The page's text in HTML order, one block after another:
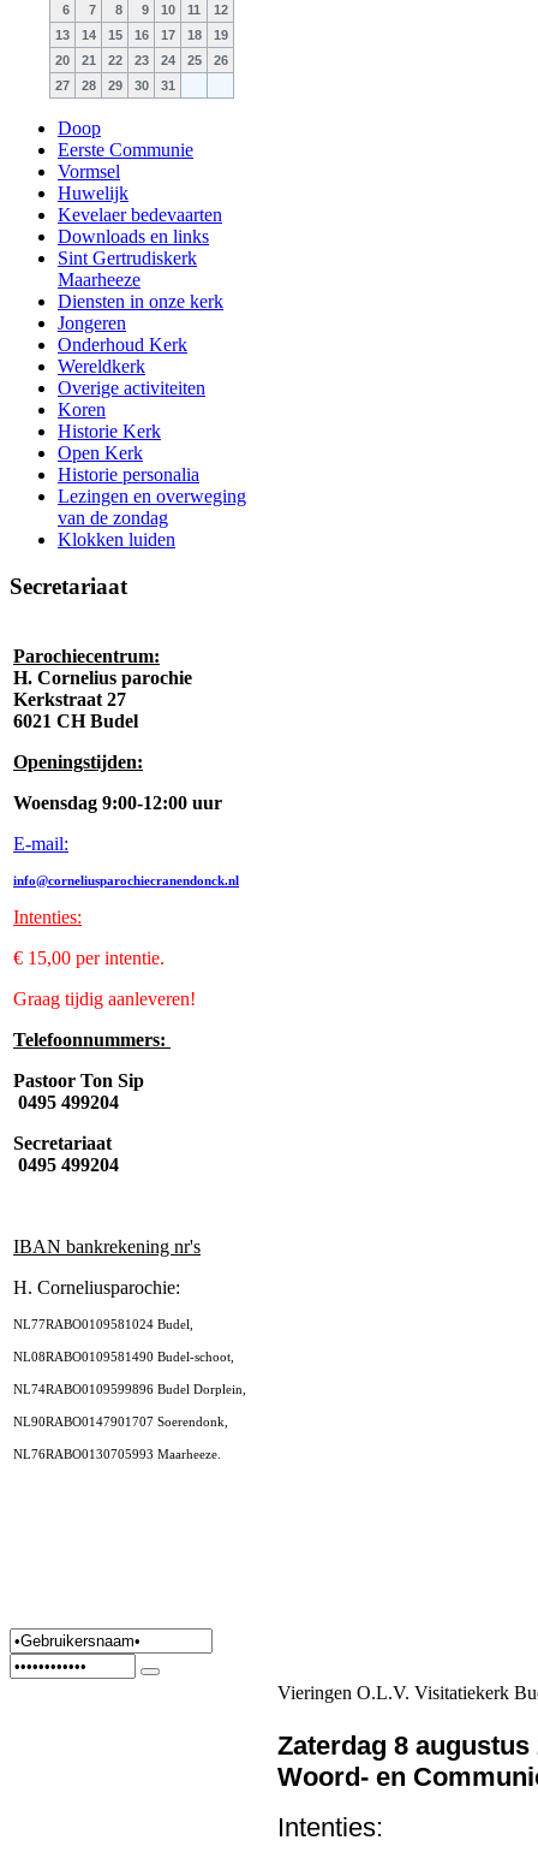
6
7 8 9 10 11
12
13
14 15 16 17 18
19
20
21 22 23 24 25
26
27
28 29 30 31
Doop
Eerste Communie
Vormsel
Huwelijk
Kevelaer bedevaarten
Downloads en links
Sint Gertrudiskerk
Maarheeze
Diensten in onze kerk
Jongeren
Onderhoud Kerk
Wereldkerk
Overige activiteiten
Koren
Historie Kerk
Open Kerk
Historie personalia
Lezingen en overweging
van de zondag
Klokken luiden
Secretariaat
Parochiecentrum:
H. Cornelius parochie
Kerkstraat 27
6021 CH Budel
Openingstijden:
Woensdag 9:00-12:00 uur
E-mail:
info@corneliusparochiecranendonck.nl
Intenties:
€ 15,00 per intentie.
Graag tijdig aanleveren!
Telefoonnummers:
Pastoor Ton Sip
0495 499204
Secretariaat
0495 499204
IBAN bankrekening nr's
H. Corneliusparochie:
NL77RABO0109581024 Budel,
NL08RABO0109581490 Budel-schoot,
NL74RABO0109599896 Budel Dorplein,
NL90RABO0147901707 Soerendonk,
NL76RABO0130705993 Maarheeze.
Vieringen O.L.V. Visitatiekerk
Zaterdag 8 augustus
Woord- en
Intenties: